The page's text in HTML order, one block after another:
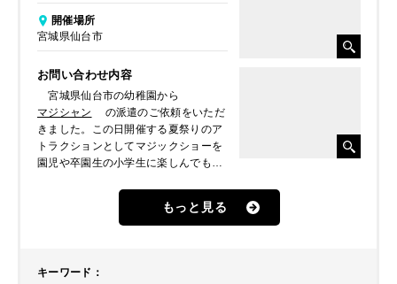
開催場所
宮城県仙台市
お問い合わせ内容
宮城県仙台市の幼稚園から
マジシャン
の派遣のご依頼をいただ
きました。この日開催する夏祭りのア
トラクションとしてマジックショーを
園児や卒園生の小学生に楽しんでもら
もっと見る
キーワード ：